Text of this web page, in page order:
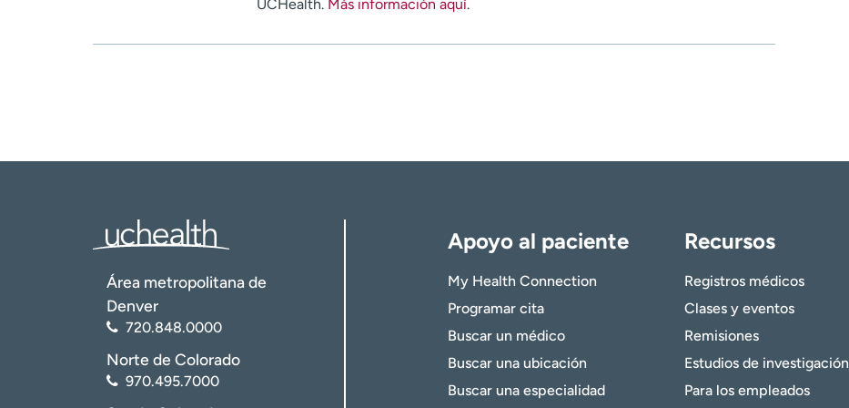
UCHealth. Más información aquí.
Área metropolitana de
Denver
720.848.0000
Norte de Colorado
970.495.7000
Apoyo al paciente
My Health Connection
Programar cita
Buscar un médico
Buscar una ubicación
Buscar una especialidad
Recursos
Registros médicos
Clases y eventos
Remisiones
Estudios de investigación
Para los empleados